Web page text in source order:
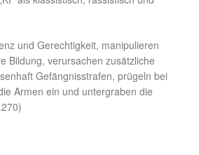
und Gerechtigkeit, manipulieren
Bildung, verursachen zusätzliche
Gefängnisstrafen, prügeln bei
Armen ein und untergraben die